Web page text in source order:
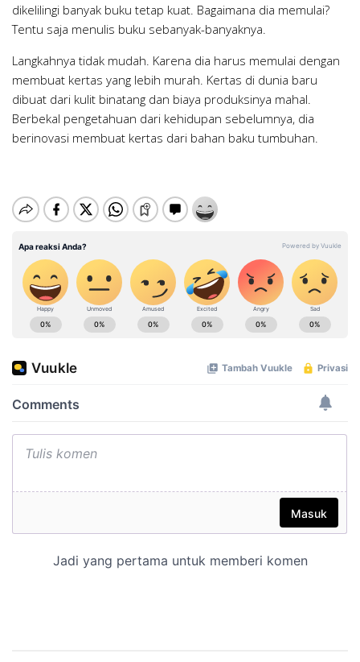
dikelilingi banyak buku tetap kuat. Bagaimana dia memulai?
Tentu saja menulis buku sebanyak-banyaknya.
Langkahnya tidak mudah. Karena dia harus memulai dengan
membuat kertas yang lebih murah. Kertas di dunia baru
dibuat dari kulit binatang dan biaya produksinya mahal.
Berbekal pengetahuan dari kehidupan sebelumnya, dia
berinovasi membuat kertas dari bahan baku tumbuhan.